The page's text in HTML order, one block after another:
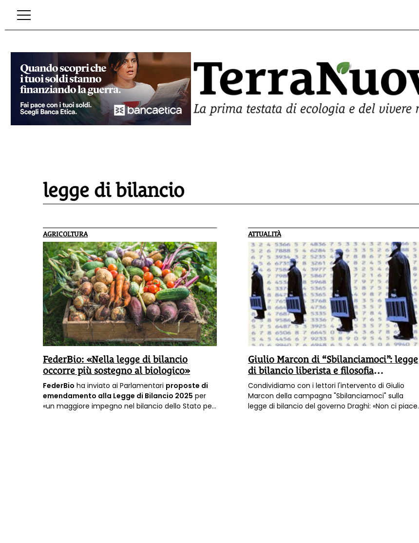
legge di bilancio
AGRICOLTURA
FederBio: «Nella legge di bilancio
occorre più sostegno al biologico»
FederBio ha inviato ai Parlamentari proposte di
emendamento alla Legge di Bilancio 2025 per
«un maggiore impegno nel bilancio dello Stato per
ATTUALITÀ
Giulio Marcon di “Sbilanciamoci”: legge
di bilancio liberista e filosofia
economica fondata sui privati
Condividiamo con i lettori l'intervento di Giulio
Marcon della campagna "Sbilanciamoci" sulla
legge di bilancio del governo Draghi: «Non ci piace,